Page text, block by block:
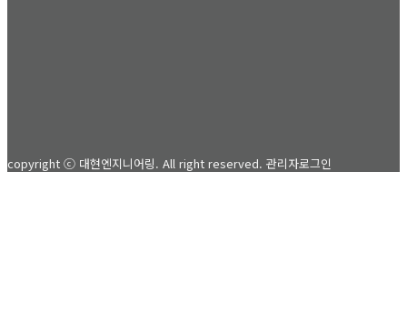
copyright ⓒ 대현엔지니어링. All right reserved. 관리자로그인